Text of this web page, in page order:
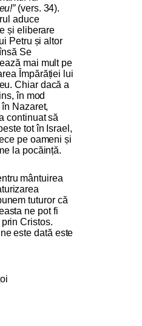
(vers. 34).
aduce
și eliberare
Petru și altor
Se
mai mult pe
Împărăției lui
Chiar dacă a
în mod
Nazaret,
continuat să
tot în Israel,
pe oameni și
la pocăință.
mântuirea
tuturor că
ne pot fi
Cristos.
este dată este